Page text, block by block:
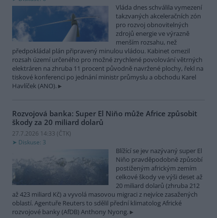
Vláda dnes schválila vymezení
takzvaných akceleračních zón
pro rozvoj obnovitelných
zdrojů energie ve výrazně
menším rozsahu, než
předpokládal plán připravený minulou vládou. Kabinet omezil
rozsah území určeného pro možné zrychlené povolování větrných
elektráren na zhruba 11 procent původně navržené plochy, řekl na
tiskové konferenci po jednání ministr průmyslu a obchodu Karel
Havlíček (ANO).
Rozvojová banka: Super El Niňo může Africe způsobit
škody za 20 miliard dolarů
27.7.2026 14:33 (ČTK)
Diskuse: 3
Blížící se jev nazývaný super El
Niňo pravděpodobně způsobí
postiženým africkým zemím
celkové škody ve výši deset až
20 miliard dolarů (zhruba 212
až 423 miliard Kč) a vyvolá masovou migraci z nejvíce zasažených
oblastí. Agentuře Reuters to sdělil přední klimatolog Africké
rozvojové banky (AfDB) Anthony Nyong.